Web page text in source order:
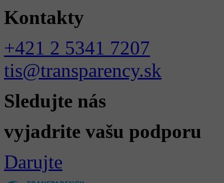
Kontakty
+421 2 5341 7207
tis@transparency.sk
Sledujte nás
vyjadrite vašu podporu
Darujte